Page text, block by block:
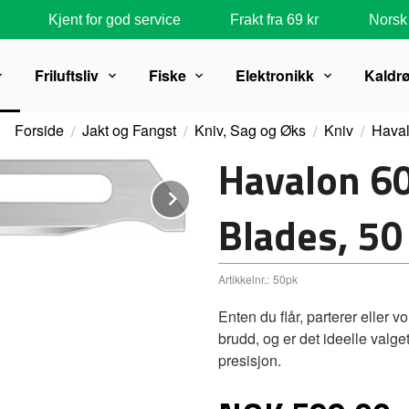
Kjent for god service Frakt fra 69 kr
Friluftsliv Fiske Elektronikk
Forside Jakt og Fangst Kniv, Sag og Øks Kniv
NextHavalon
Blades,
Artikkelnr.: 50pk
Enten du flår, parterer eller
brudd, og er det ideelle
presisjon.